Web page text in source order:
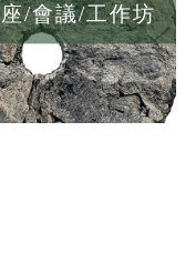
/會議/工作坊